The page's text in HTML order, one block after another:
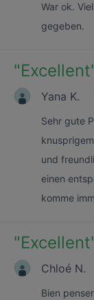
War ok.
gegeben.
"Excellent
Yana K.
Sehr gute
und
einen
komme
"Excellent
Chloé N.
Bien